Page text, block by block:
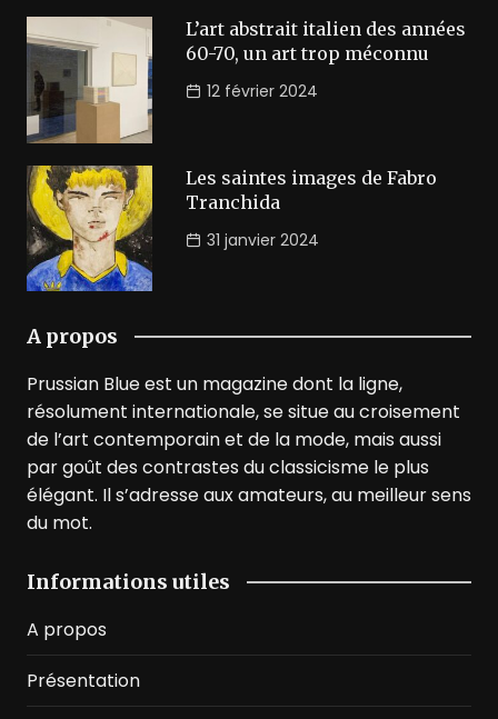
L’art abstrait italien des années
60-70, un art trop méconnu
12 février 2024
Les saintes images de Fabro
Tranchida
31 janvier 2024
A propos
Prussian Blue est un magazine dont la ligne,
résolument internationale, se situe au croisement
de l’art contemporain et de la mode, mais aussi
par goût des contrastes du classicisme le plus
élégant. Il s’adresse aux amateurs, au meilleur sens
du mot.
Informations utiles
A propos
Présentation